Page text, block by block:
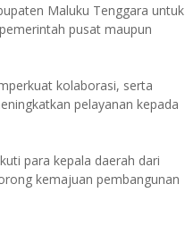
Maluku Tenggara untuk
pusat maupun
kolaborasi, serta
pelayanan kepada
para kepala daerah dari
kemajuan pembangunan